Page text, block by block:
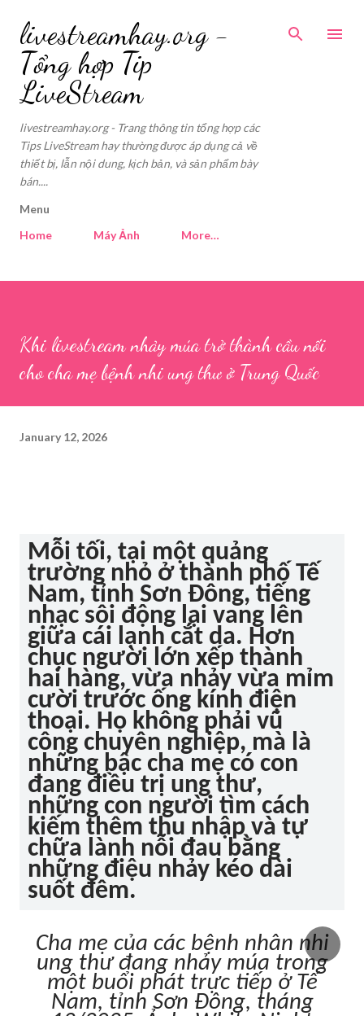
Skip to main content
livestreamhay.org -
Tổng hợp Tip
LiveStream
livestreamhay.org - Trang thông tin tổng hợp các
Tips LiveStream hay thường được áp dụng cả về
thiết bị, lẫn nội dung, kịch bản, và sản phẩm bày
bán....
Menu
Home
Máy Ảnh More…
Khi livestream nhảy múa trở thành cầu nối
cho cha mẹ bệnh nhi ung thư ở Trung Quốc
January 12, 2026
Mỗi tối, tại một quảng
trường nhỏ ở thành phố Tế
Nam, tỉnh Sơn Đông, tiếng
nhạc sôi động lại vang lên
giữa cái lạnh cắt da. Hơn
chục người lớn xếp thành
hai hàng, vừa nhảy vừa mỉm
cười trước ống kính điện
thoại. Họ không phải vũ
công chuyên nghiệp, mà là
những bậc cha mẹ có con
đang điều trị ung thư,
những con người tìm cách
kiếm thêm thu nhập và tự
chữa lành nỗi đau bằng
những điệu nhảy kéo dài
suốt đêm.
Cha mẹ của các bệnh nhân nhi
ung thư đang nhảy múa trong
một buổi phát trực tiếp ở Tế
Nam, tỉnh Sơn Đông, tháng